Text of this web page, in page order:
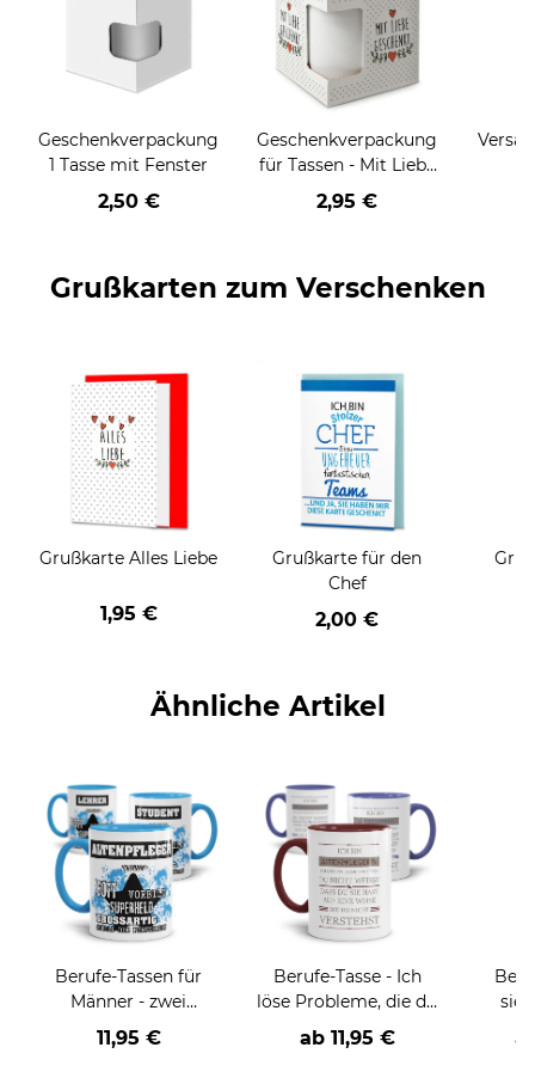
Geschenkverpackung
1 Tasse mit Fenster
2,50 €
Geschenkverpackung
für Tassen - Mit Liebe
geschenkt
2,95 €
Grußkarten zum Verschenken
Grußkarte Alles Liebe
1,95 €
Grußkarte für den
Chef
2,00 €
Ähnliche Artikel
Berufe-Tassen für
Männer - zwei
Farbvarianten
11,95 €
Berufe-Tasse - Ich
löse Probleme, die du
nicht verstehst -
verschiedene Berufe
ab 11,95 €